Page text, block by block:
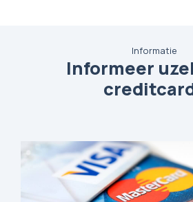
Informatie
Informeer